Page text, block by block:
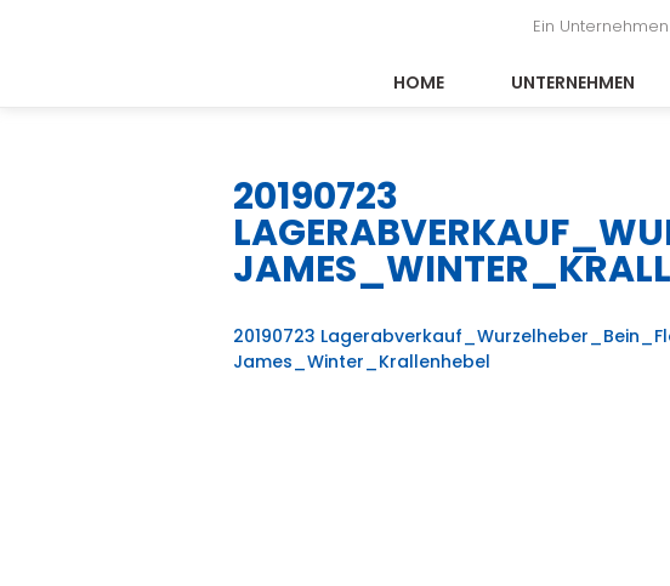
Ein
HOME UNTERNEHMEN
20190723
20190723
James_Winter_Krallenhebel